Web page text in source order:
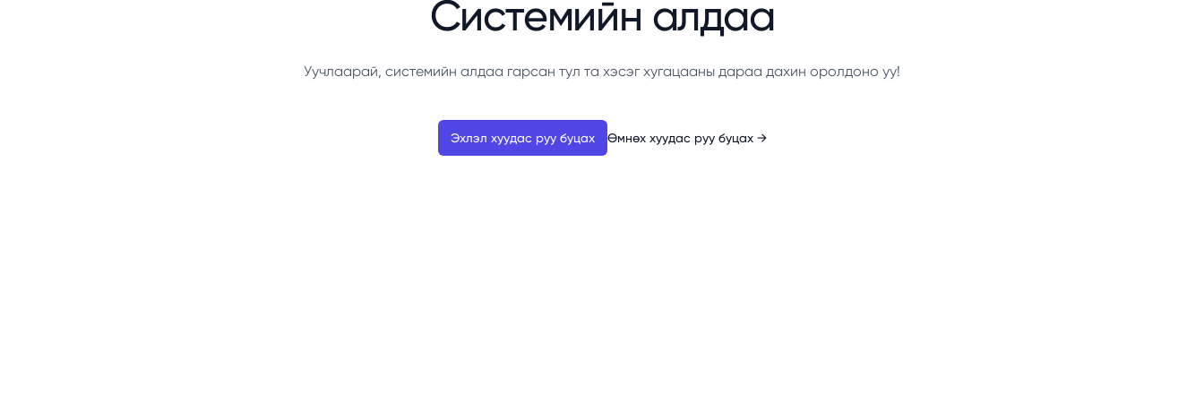
Системийн алдаа
Уучлаарай, системийн алдаа гарсан тул та хэсэг хугацааны дараа дахин оролдоно уу!
Эхлэл хуудас руу буцах Өмнөх хуудас руу буцах →